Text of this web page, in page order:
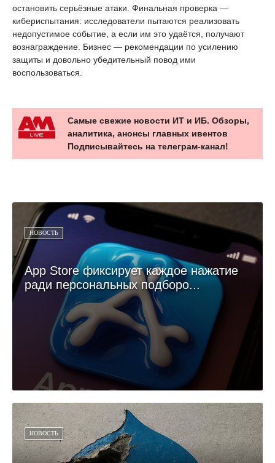
остановить серьёзные атаки. Финальная проверка —
кибериспытания: исследователи пытаются реализовать
недопустимое событие, а если им это удаётся, получают
вознаграждение. Бизнес — рекомендации по усилению
защиты и довольно убедительный повод ими
воспользоваться.
Самые свежие новости ИТ и ИБ. Обзоры,
аналитика, анонсы главных ивентов
Подписывайтесь на телеграм-канал!
НОВОСТЬ
App Store фиксирует каждое нажатие
ради персональных подборо...
НОВОСТЬ